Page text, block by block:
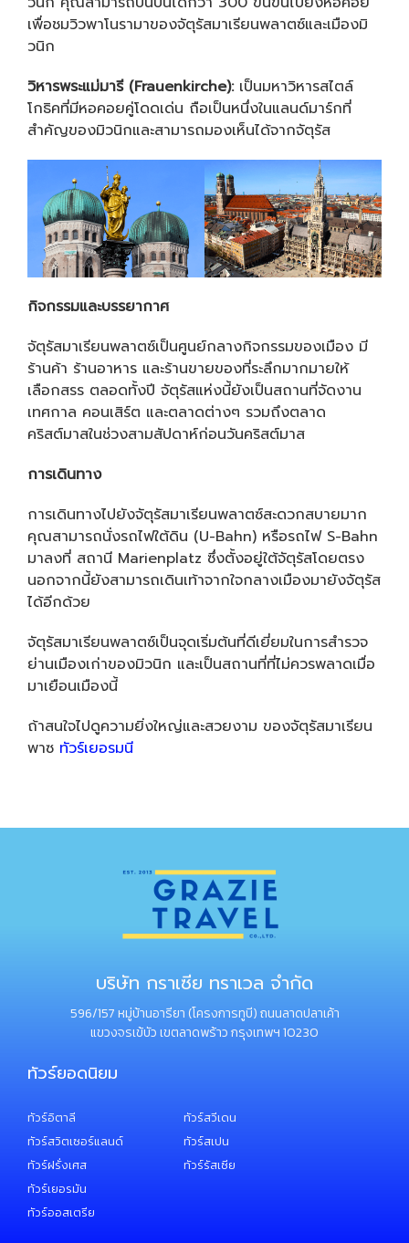
เพื่อชมวิวพาโนรามาของจัตุรัสมาเรียนพลาตซ์และเมืองมิ
วนิก
วิหารพระแม่มารี (Frauenkirche):เป็นมหาวิหารสไตล์
โกธิคที่มีหอคอยคู่โดดเด่น ถือเป็นหนึ่งในแลนด์มาร์กที่
สำคัญของมิวนิกและสามารถมองเห็นได้จากจัตุรัส
กิจกรรมและบรรยากาศ
จัตุรัสมาเรียนพลาตซ์เป็นศูนย์กลางกิจกรรมของเมือง มี
ร้านค้า ร้านอาหาร และร้านขายของที่ระลึกมากมายให้
เลือกสรร ตลอดทั้งปี จัตุรัสแห่งนี้ยังเป็นสถานที่จัดงาน
เทศกาล คอนเสิร์ต และตลาดต่างๆ รวมถึงตลาด
คริสต์มาสในช่วงสามสัปดาห์ก่อนวันคริสต์มาส
การเดินทาง
การเดินทางไปยังจัตุรัสมาเรียนพลาตซ์สะดวกสบายมาก
คุณสามารถนั่งรถไฟใต้ดิน (U-Bahn) หรือรถไฟ S-Bahn
มาลงที่ สถานี Marienplatz ซึ่งตั้งอยู่ใต้จัตุรัสโดยตรง
นอกจากนี้ยังสามารถเดินเท้าจากใจกลางเมืองมายังจัตุรัส
ได้อีกด้วย
จัตุรัสมาเรียนพลาตซ์เป็นจุดเริ่มต้นที่ดีเยี่ยมในการสำรวจ
ย่านเมืองเก่าของมิวนิก และเป็นสถานที่ที่ไม่ควรพลาดเมื่อ
มาเยือนเมืองนี้
ถ้าสนใจไปดูความยิ่งใหญ่และสวยงาม ของจัตุรัสมาเรียน
พาซ ทัวร์เยอรมนี
บริษัท กราเซีย ทราเวล จำกัด
596/157 หมู่บ้านอารียา (โครงการทูบี) ถนนลาดปลาเค้า
แขวงจรเข้บัว เขตลาดพร้าว กรุงเทพฯ 10230
ทัวร์ยอดนิยม
ทัวร์อิตาลี
ทัวร์สวิตเซอร์แลนด์
ทัวร์ฝรั่งเศส
ทัวร์เยอรมัน
ทัวร์ออสเตรีย
ทัวร์สวีเดน
ทัวร์สเปน
ทัวร์รัสเซีย